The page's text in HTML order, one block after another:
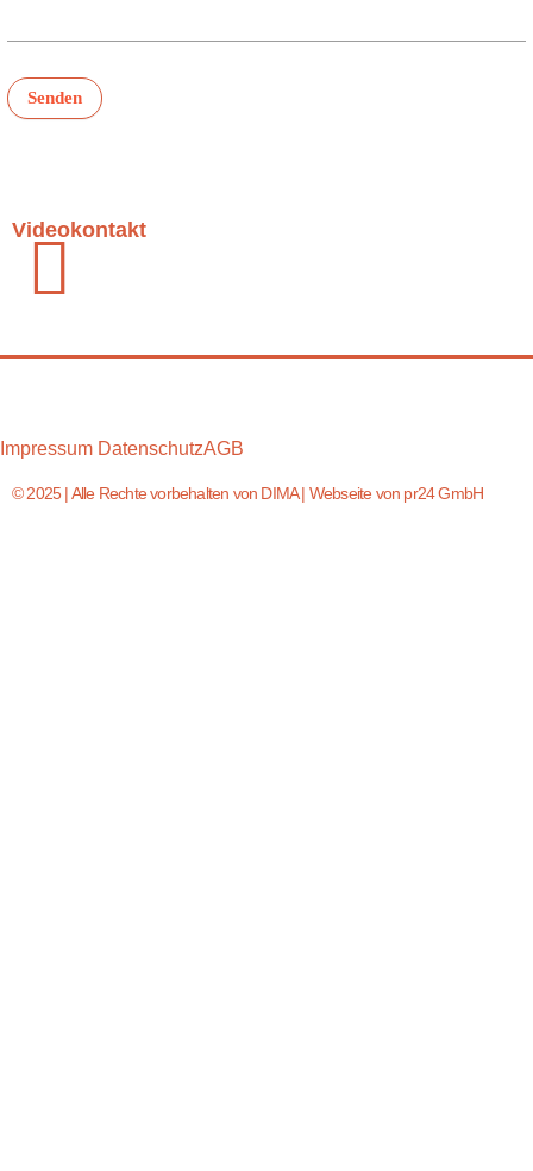
Senden
Videokontakt
Impressum DatenschutzAGB
© 2025 | Alle Rechte vorbehalten von DIMA | Webseite von pr24 GmbH